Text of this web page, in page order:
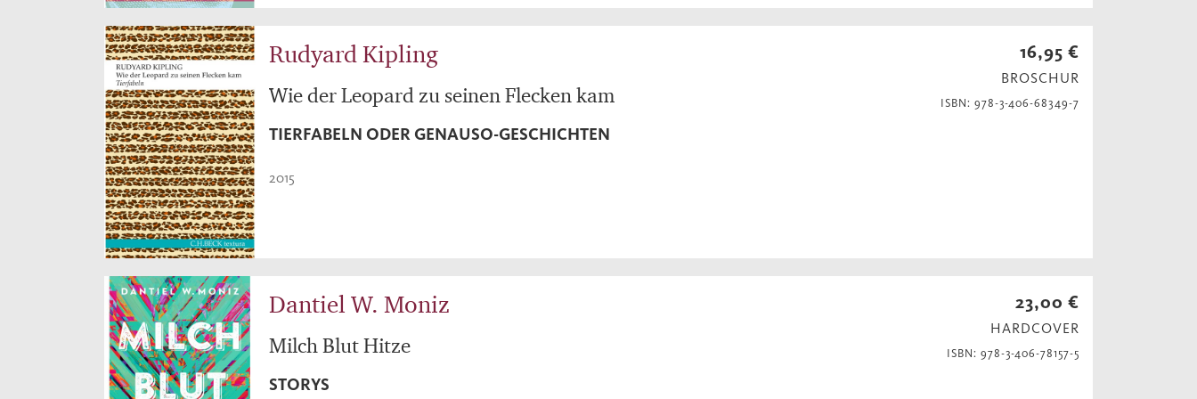
Rudyard Kipling
Wie der Leopard zu seinen Flecken kam
TIERFABELN ODER GENAUSO-GESCHICHTEN
2015
16,95 €
BROSCHUR
ISBN: 978-3-406-68349-7
Dantiel W. Moniz
Milch Blut Hitze
STORYS
23,00 €
HARDCOVER
ISBN: 978-3-406-78157-5